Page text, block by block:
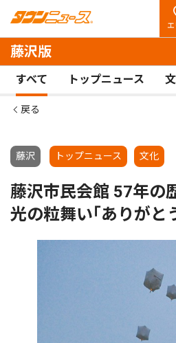
藤沢版
すべて トップニュース
戻る
藤沢 トップニュース 文化
藤沢市民会館 57年の
光の粒舞い｢ありがと